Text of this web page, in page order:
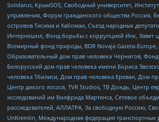
Solidarus, КрымSOS, Свободный университет,
управления, Форум гражданского общества Россия,
островов Тисима и Хабомаи, Съезд народных
Интернешнл, Фонд борьбы с коррупцией Инк, Завет
Всемирный фонд природы, BDR Novaja Gazeta-Europe,
Образовательный дом прав человека Чернигов,
Белорусский дом прав человека имени Бориса
человека Тбилиси, Дом прав человека Ереван, Дом
Центр дикого лосося, TVR Studios, ТВ Дождь, Центр
исследований им Вилфрида Мартенса, Сетевое
расследователей, АЛЛАТРА, За свободную Россию,
UnKremlin, Международная федерация транспортных